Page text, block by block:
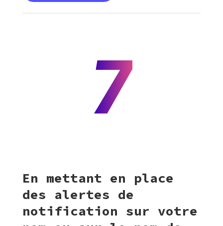
7
En mettant en place
des alertes de
notification sur votre